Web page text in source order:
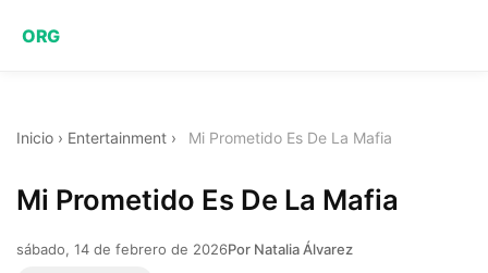
ORG
Inicio › Entertainment › Mi Prometido Es De La Mafia
Mi Prometido Es De La Mafia
sábado, 14 de febrero de 2026Por Natalia Álvarez